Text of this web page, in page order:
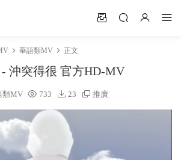
華語類MV 正文
- 沖突得很 官方HD-MV
類MV 733 23 推廣